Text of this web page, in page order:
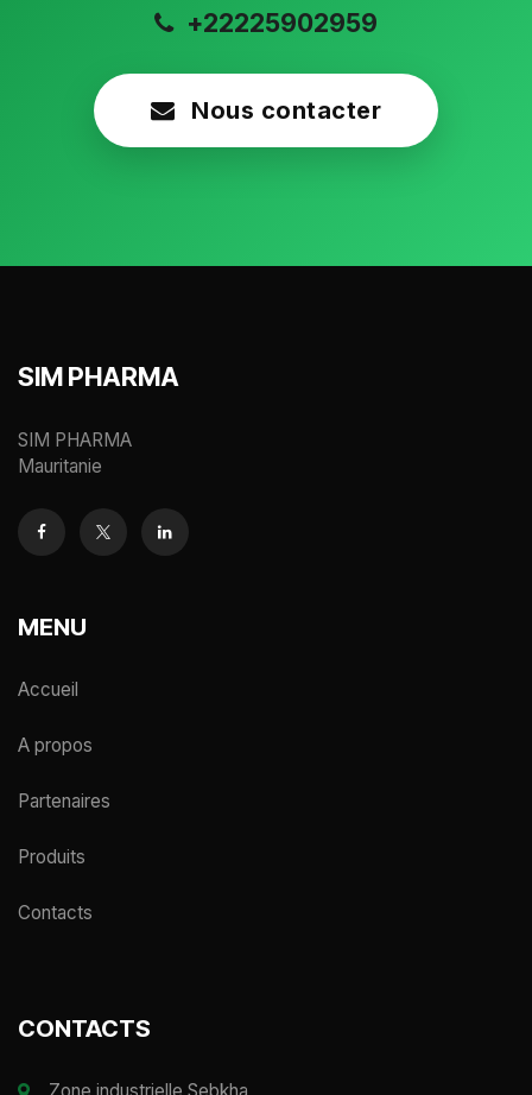
+22225902959
Nous contacter
SIM PHARMA
SIM PHARMA
Mauritanie
MENU
Accueil
A propos
Partenaires
Produits
Contacts
CONTACTS